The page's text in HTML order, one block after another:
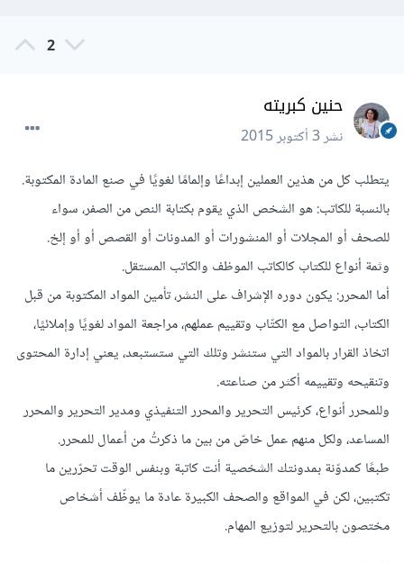
2
حنين كبريته
نشر3 أكتوبر 2015
يتطلب كل من هذين العملين إبداعًا وإلمامًا لغويًا في صنع المادة المكتوبة.
بالنسبة للكاتب: هو الشخص الذي يقوم بكتابة النص من الصفر، سواء
للصحف أو المجلات أو المنشورات أو المدونات أو القصص أو أو إلخ.
وثمة أنواع للكتاب كالكاتب الموظف والكاتب المستقل.
أما المحرر: يكون دوره الإشراف على النشر، تأمين المواد المكتوبة من قبل
الكتاب، التواصل مع الكتّاب وتقييم عملهم، مراجعة المواد لغويًا وإملائيًا،
اتخاذ القرار بالمواد التي ستنشر وتلك التي ستستبعد، يعني إدارة المحتوى
وتنقيحه وتقييمه أكثر من صناعته.
وللمحرر أنواع، كرئيس التحرير والمحرر التنفيذي ومدير التحرير والمحرر
المساعد، ولكل منهم عمل خاصّ من بين ما ذكرتُ من أعمال للمحرر.
طبعًا كمدوّنة بمدونتك الشخصية أنت كاتبة وبنفس الوقت تحرّرين ما
تكتبين، لكن في المواقع والصحف الكبيرة عادة ما يوظّف أشخاص
مختصون بالتحرير لتوزيع المهام.